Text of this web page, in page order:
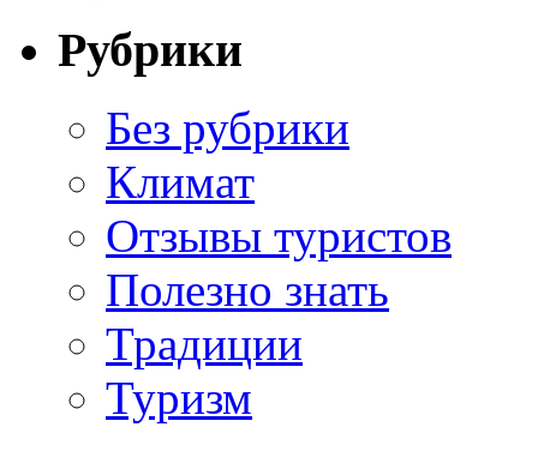
Рубрики
Без рубрики
Климат
Отзывы туристов
Полезно знать
Традиции
Туризм